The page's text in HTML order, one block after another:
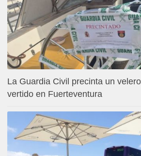
La Guardia Civil precinta un
vertido en Fuerteventura